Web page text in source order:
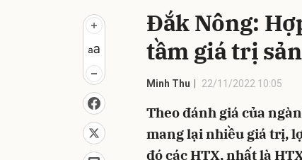
Ðắk Nông:
tầm giá trị
Minh Thu 22/11/2022 10:05
Theo đánh giá của
mang lại nhiều giá trị,
đó các HTX, nhất là